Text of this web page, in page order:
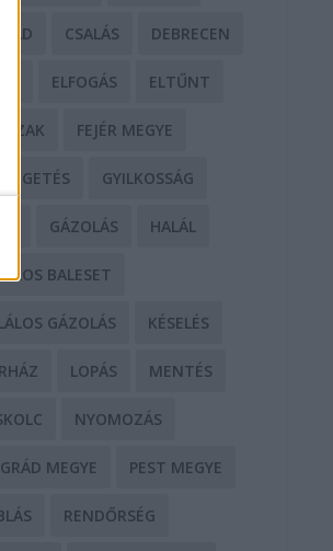
CSALÁS DEBRECEN
ELFOGÁS ELTŰNT
FEJÉR MEGYE
GYILKOSSÁG
GÁZOLÁS HALÁL
BALESET
GÁZOLÁS KÉSELÉS
LOPÁS MENTÉS
NYOMOZÁS
MEGYE PEST MEGYE
RENDŐRSÉG